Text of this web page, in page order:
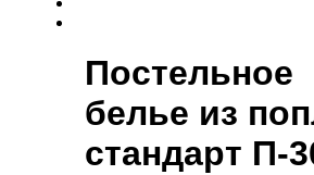
Постельное
белье из
cтандарт П-